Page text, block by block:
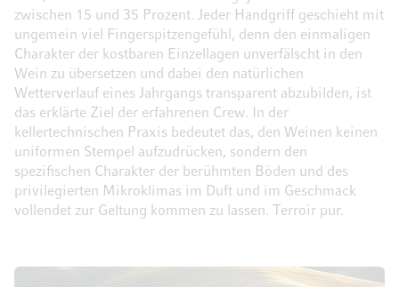
zwischen 15 und 35 Prozent. Jeder Handgriff geschieht mit
ungemein viel Fingerspitzengefühl, denn den einmaligen
Charakter der kostbaren Einzellagen unverfälscht in den
Wein zu übersetzen und dabei den natürlichen
Wetterverlauf eines Jahrgangs transparent abzubilden, ist
das erklärte Ziel der erfahrenen Crew. In der
kellertechnischen Praxis bedeutet das, den Weinen keinen
uniformen Stempel aufzudrücken, sondern den
spezifischen Charakter der berühmten Böden und des
privilegierten Mikroklimas im Duft und im Geschmack
vollendet zur Geltung kommen zu lassen. Terroir pur.